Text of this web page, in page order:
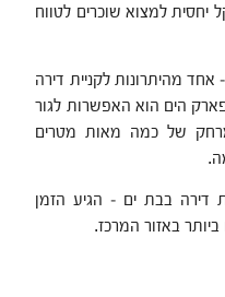
יחסית למצוא שוכרים לטווח
מהיתרונות לקניית דירה
פארק הים הוא האפשרות לגור
של כמה מאות מטרים
דירה בבת ים – הגיע הזמן
באזור המרכז.